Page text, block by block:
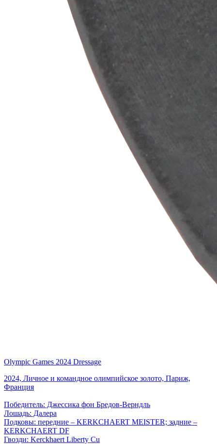
Olympic Games 2024 Dressage
2024, Личное и командное олимпийское золото, Париж,
Франция
Победитель: Джессика фон Бредов-Верндль
Лошадь: Далера
Подковы: передние – KERKCHAERT MEISTER; задние –
KERKCHAERT DF
Гвозди: Kerckhaert Liberty Cu